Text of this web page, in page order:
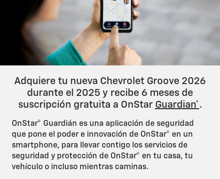
Adquiere tu nueva Chevrolet Groove 2026
durante el 2025 y recibe 6 meses de
suscripción gratuita a OnStar Guardian*.
OnStar® Guardián es una aplicación de seguridad
que pone el poder e innovación de OnStar® en un
smartphone, para llevar contigo los servicios de
seguridad y protección de OnStar® en tu casa, tu
vehículo o incluso mientras caminas.